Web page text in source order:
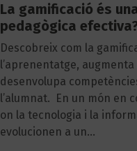
La gamificació és
pedagògica
Descobreix com la
l’aprenentatge,
desenvolupa
l’alumnat. En un món en
on la tecnologia i la
evolucionen a un…